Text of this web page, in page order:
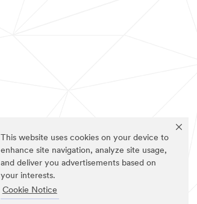
This website uses cookies on your device to
enhance site navigation, analyze site usage,
and deliver you advertisements based on
your interests.
Cookie Notice